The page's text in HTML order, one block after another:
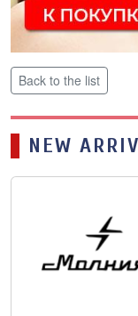
Back to the list
NEW